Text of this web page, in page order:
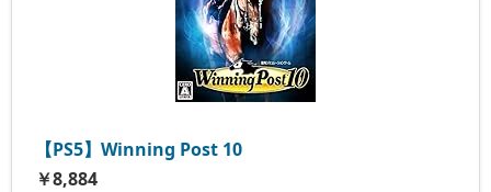
【PS5】Winning Post 10
￥8,884